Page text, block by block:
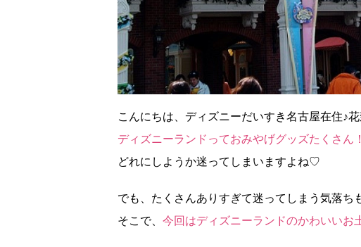
こんにちは、ディズニーだいすき名古屋在住♪花
ディズニーランドっておみやげグッズたくさん！
どれにしようか迷ってしまいますよね♡
でも、たくさんありすぎて迷ってしまう気落ち
そこで、 今回はディズニーランドのかわいいお